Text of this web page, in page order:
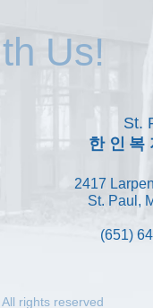
Us!
St.
한인복
2417
St. Paul,
(651)
rights reserved